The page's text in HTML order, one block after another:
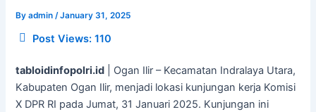
Byadmin /January 31, 2025
Post Views: 110
tabloidinfopolri.id | Ogan Ilir – Kecamatan Indralaya Utara,
Kabupaten Ogan Ilir, menjadi lokasi kunjungan kerja Komisi
X DPR RI pada Jumat, 31 Januari 2025. Kunjungan ini